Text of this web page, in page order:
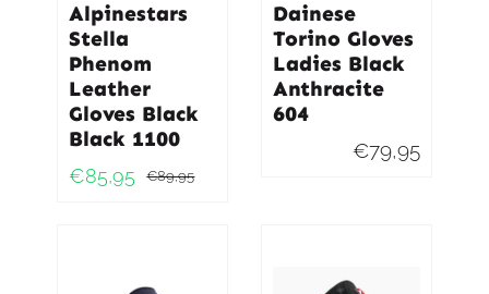
Alpinestars
Stella
Phenom
Leather
Gloves Black
Black 1100
€89,95
€85,95
Dainese
Torino Gloves
Ladies Black
Anthracite
604
€79,95